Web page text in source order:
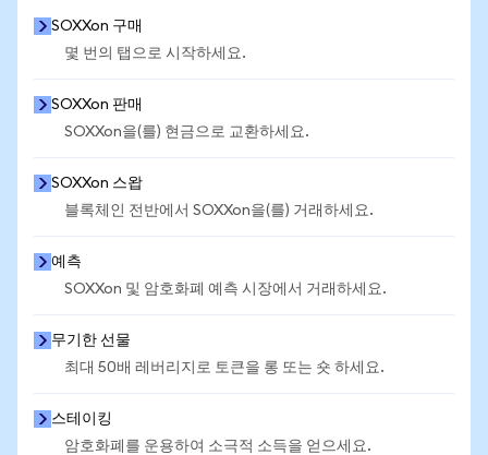
SOXXon 구매
몇 번의 탭으로 시작하세요.
SOXXon 판매
SOXXon을(를) 현금으로 교환하세요.
SOXXon 스왑
블록체인 전반에서 SOXXon을(를) 거래하세요.
예측
SOXXon 및 암호화폐 예측 시장에서 거래하세요.
무기한 선물
최대 50배 레버리지로 토큰을 롱 또는 숏 하세요.
스테이킹
암호화폐를 운용하여 소극적 소득을 얻으세요.